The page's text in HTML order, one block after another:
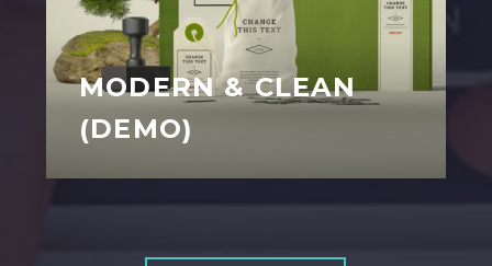
MODERN & CLEAN
(DEMO)